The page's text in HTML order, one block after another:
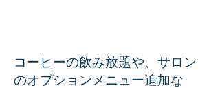
コーヒーの飲み放題や、サロン
のオプションメニュー追加な